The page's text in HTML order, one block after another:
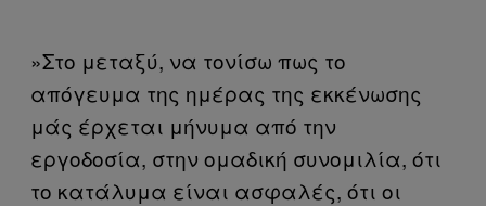
»Στο μεταξύ, να τονίσω πως το
απόγευμα της ημέρας της εκκένωσης
μάς έρχεται μήνυμα από την
εργοδοσία, στην ομαδική συνομιλία, ότι
το κατάλυμα είναι ασφαλές, ότι οι